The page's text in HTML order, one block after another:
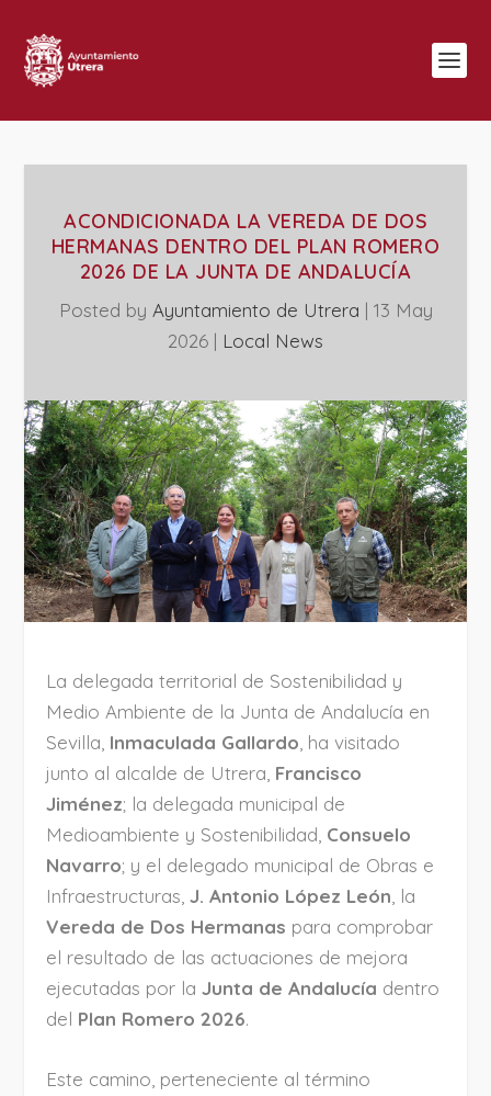
ACONDICIONADA LA VEREDA DE DOS
HERMANAS DENTRO DEL PLAN ROMERO
2026 DE LA JUNTA DE ANDALUCÍA
Posted by Ayuntamiento de Utrera | 13 May
2026 | Local News
La delegada territorial de Sostenibilidad y
Medio Ambiente de la Junta de Andalucía en
Sevilla, Inmaculada Gallardo , ha visitado
junto al alcalde de Utrera, Francisco
Jiménez; la delegada municipal de
Medioambiente y Sostenibilidad, Consuelo
Navarro; y el delegado municipal de Obras e
Infraestructuras,J. Antonio López León , la
Vereda de Dos Hermanas para comprobar
el resultado de las actuaciones de mejora
ejecutadas por laJunta de Andalucía dentro
del Plan Romero 2026.
Este camino, perteneciente al término